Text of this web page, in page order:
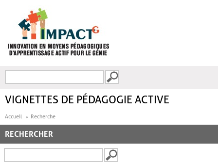
FORMULAIRE DE
VIGNETTES DE PÉDAGOGIE ACTIVE
Accueil Recherche
RECHERCHER